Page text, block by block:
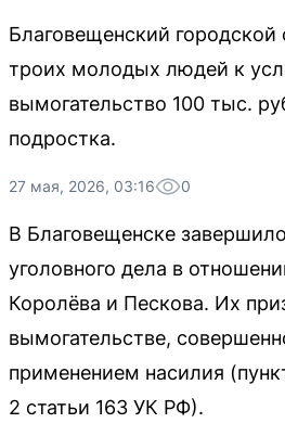
Благовещенский городской
троих молодых людей к
вымогательство 100 тыс.
подростка.
27 мая, 2026, 03:16 0
В Благовещенске
уголовного дела в
Королёва и Пескова. Их
вымогательстве,
применением насилия
2 статьи 163 УК РФ).